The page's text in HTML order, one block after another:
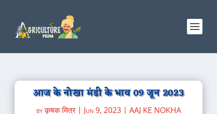
आज के नोखा मंडी के भाव 09 जून 2023
byकृषक मित्र| Jun 9, 2023| AAJ KE NOKHA